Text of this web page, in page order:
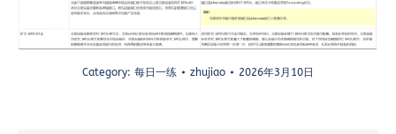
Category: 每日一练 zhujiao 2026年3月10日